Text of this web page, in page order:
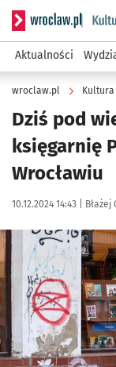
Serwis
Aktualności
wroclaw.pl Kultura
Dziś pod
księgarnię
Wrocławiu
Data publikacji:
10.12.2024 14:43 | Autor:
Kliknij, aby